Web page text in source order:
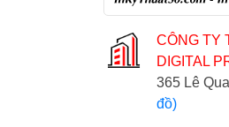
CÔNG TY
DIGITAL
365 Lê
đồ)